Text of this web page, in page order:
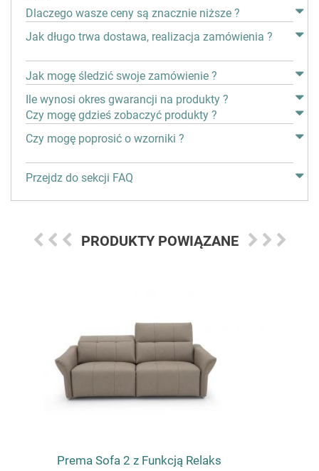
Dlaczego wasze ceny są znacznie niższe ?
Jak długo trwa dostawa, realizacja zamówienia ?
Jak mogę śledzić swoje zamówienie ?
Ile wynosi okres gwarancji na produkty ?
Czy mogę gdzieś zobaczyć produkty ?
Czy mogę poprosić o wzorniki ?
Przejdz do sekcji FAQ
PRODUKTY POWIĄZANE
Prema Sofa 2 z Funkcją Relaks